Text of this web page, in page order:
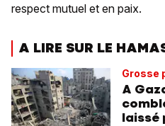
respect mutuel et en paix.
A LIRE SUR LE
Grosse
A
laissé